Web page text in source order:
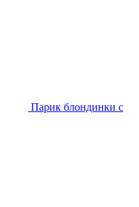
Парик блондинки с